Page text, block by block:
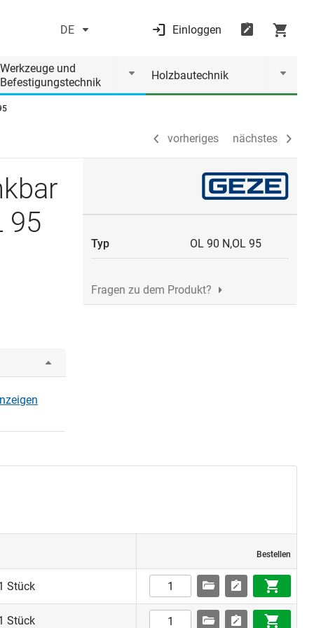
DE Einloggen
Werkzeuge und
Befestigungstechnik
Holzbautechnik
vorheriges nächstes
vorheriges nächstes
95
Typ OL 90 N,OL 95
Fragen zu dem Produkt?
Bestellen
Stück
Stück